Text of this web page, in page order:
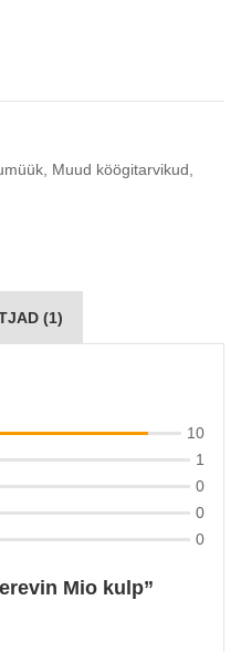
Muud köögitarvikud
(1)
10
1
0
0
0
Mio kulp